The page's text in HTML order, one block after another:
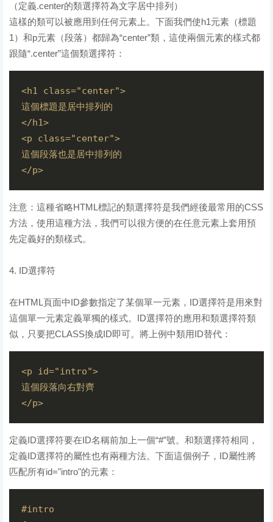
（定義.center的類選擇符為文字居中排列）
這樣的類可以被應用到任何元素上。下面我們使h1元素（標題
1）和p元素（段落）都歸為“center”類，這使兩個元素的樣式都
跟隨“.center”這個類選擇符：
<h1 class="center">
這個標題是居中排列的
</h1>
<p class="center">
這個段落也是居中排列的
注意：這種省略HTML標記的類選擇符是我們經後最常用的CSS
方法，使用這種方法，我們可以很方便的在任意元素上套用預
先定義好的類樣式。
4. ID選擇符
在HTML頁面中ID參數指定了某個單一元素，ID選擇符是用來對
這個單一元素定義單獨的樣式。ID選擇符的應用和類選擇符類
似，只要把CLASS換成ID即可。將上例中類用ID替代：
<p id="intro">
這個段落向右對齊
定義ID選擇符要在ID名稱前加上一個“#”號。和類選擇符相同，
定義ID選擇符的屬性也有兩種方法。下面這個例子，ID屬性將
匹配所有id="intro"的元素：
#intro